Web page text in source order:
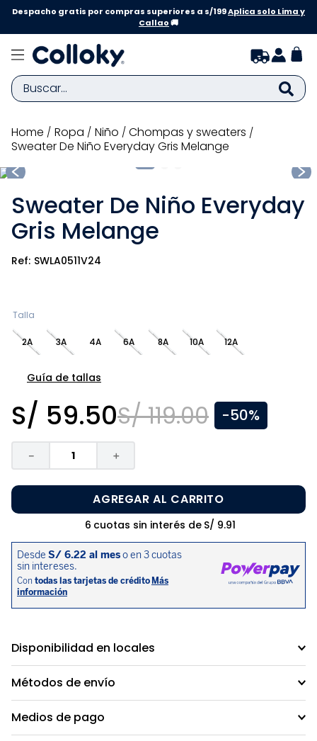
Despacho gratis por compras superiores a s/199Aplica solo Lima y
Callao🚚
Buscar...
ropa niño
chompas y sweaters
Sweater De Niño Everyday Gris Melange
Sweater De Niño Everyday
Gris Melange
SWLA0511V24
Talla
2A 3A 4A 6A 8A 10A 12A
Guía de tallas
S/ 59.50S/ 119.00 -50%
＋
－
AGREGAR AL CARRITO
6 cuotas sin interés de S/ 9.91
Disponibilidad en locales
Métodos de envío
Medios de pago
TÉRMINOS MÁS BUSCADOS
1.
zapatillas niña
2.
3.
medias
4.
sandalias
disney
sandalias niño